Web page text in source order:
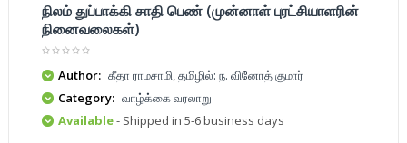
நிலம் துப்பாக்கி சாதி பெண் (முன்னாள் புரட்சியாளரின்
நினைவலைகள்)
Author: கீதா ராமசாமி, தமிழில்: ந. வினோத் குமார்
Category: வாழ்க்கை வரலாறு
Available- Shipped in 5-6 business days